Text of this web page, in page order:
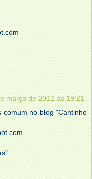
março de 2012 às 19:21
comum no blog "Cantinho